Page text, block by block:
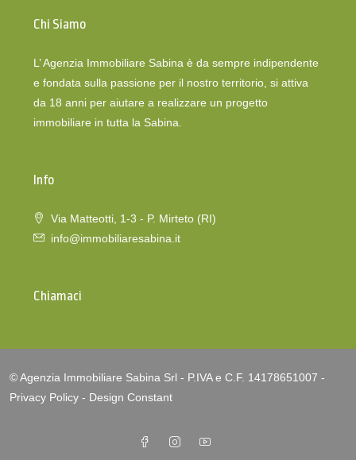
Chi Siamo
L’ Agenzia Immobiliare Sabina è da sempre indipendente
e fondata sulla passione per il nostro territorio, si attiva
da 18 anni per aiutare a realizzare un progetto
immobiliare in tutta la Sabina.
Info
Via Matteotti, 1-3 - P. Mirteto (RI)
info@immobiliaresabina.it
Chiamaci
© Agenzia Immobiliare Sabina Srl - P.IVA e C.F. 14178651007 -
Privacy Policy - Design Constant